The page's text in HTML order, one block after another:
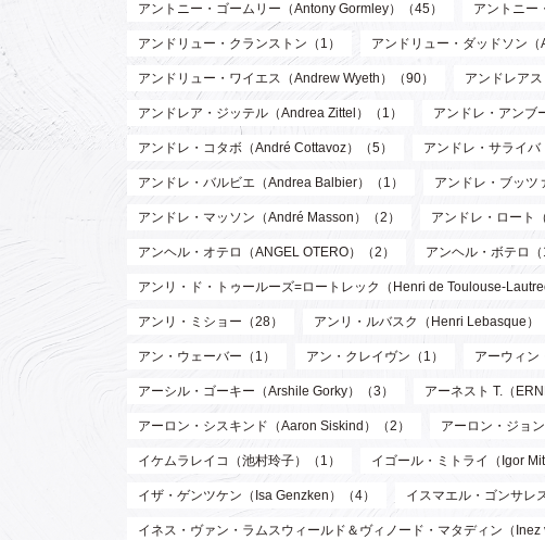
アントニー・ゴームリー（Antony Gormley）（45） アントニー
アンドリュー・クランストン（1） アンドリュー・ダッドソン（
アンドリュー・ワイエス（Andrew Wyeth）（90） アンドレアス
アンドレア・ジッテル（Andrea Zittel）（1） アンドレ・アンブ
アンドレ・コタボ（André Cottavoz）（5） アンドレ・サライバ
アンドレ・バルビエ（Andrea Balbier）（1） アンドレ・ブッツ
アンドレ・マッソン（André Masson）（2） アンドレ・ロート（
アンヘル・オテロ（ANGEL OTERO）（2） アンヘル・ボテロ（
アンリ・ド・トゥールーズ=ロートレック（Henri de Toulouse-
アンリ・ミショー（28） アンリ・ルバスク（Henri Lebasque）
アン・ウェーバー（1） アン・クレイヴン（1） アーウィン
アーシル・ゴーキー（Arshile Gorky）（3） アーネスト T.（
アーロン・シスキンド（Aaron Siskind）（2） アーロン・ジョン
イケムラレイコ（池村玲子）（1） イゴール・ミトライ（Igor
イザ・ゲンツケン（Isa Genzken）（4） イスマエル・ゴンサレ
イネス・ヴァン・ラムスウィールド＆ヴィノード・マタディン（